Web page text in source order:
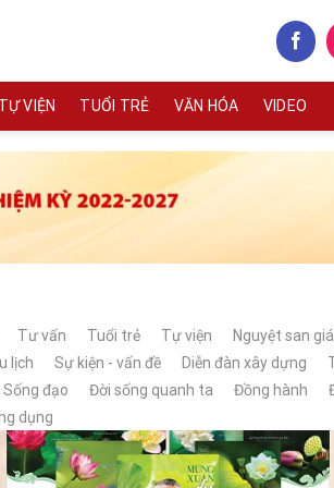
TỰ VIỆN TUỔI TRẺ VĂN HÓA VIDEO
Tư vấn Tuổi trẻ Tự viện
Nguyệt san
lịch Sự kiện - vấn đề Diễn đàn xây dựng
Sống đạo Đời sống quanh ta Đồng hành
dụng